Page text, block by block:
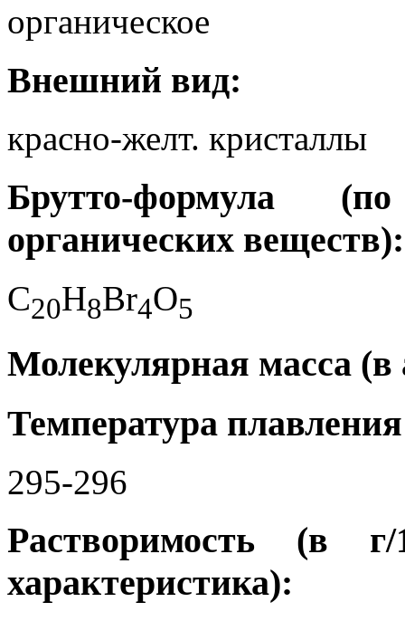
органическое
Внешний вид:
красно-желт. кристаллы
Брутто-формула
органических веществ):
C20H8Br4O5
Молекулярная масса (в
Температура
295-296
Растворимость (в
характеристика):